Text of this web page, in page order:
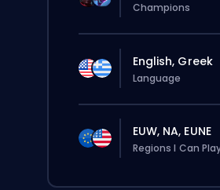
Champions
English, Greek
Language
EUW, NA, EUNE
Regions I Can